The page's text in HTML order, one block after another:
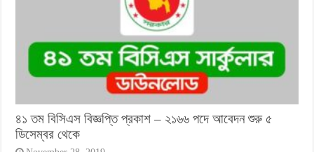
৪১ তম বিসিএস বিজ্ঞপ্তি প্রকাশ – ২১৬৬ পদে আবেদন শুরু ৫
ডিসেম্বর থেকে